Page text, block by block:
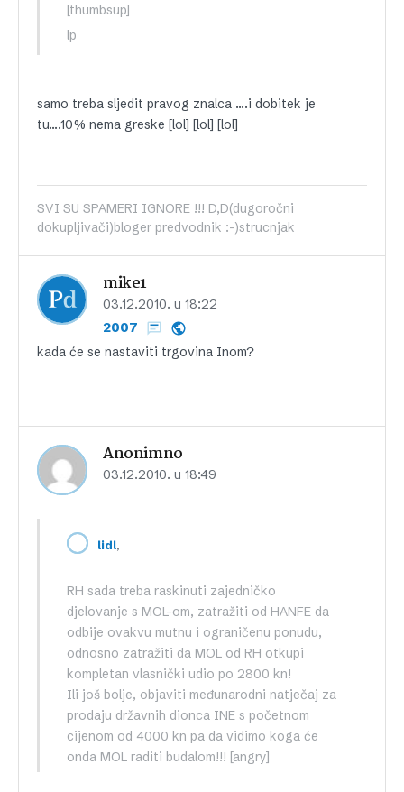
[thumbsup]
lp
samo treba sljedit pravog znalca ….i dobitek je
tu….10% nema greske [lol] [lol] [lol]
SVI SU SPAMERI IGNORE !!! D,D(dugoročni
dokupljivači)bloger predvodnik :-)strucnjak
mike1
03.12.2010. u 18:22
2007
kada će se nastaviti trgovina Inom?
Anonimno
03.12.2010. u 18:49
lidl,
RH sada treba raskinuti zajedničko
djelovanje s MOL-om, zatražiti od HANFE da
odbije ovakvu mutnu i ograničenu ponudu,
odnosno zatražiti da MOL od RH otkupi
kompletan vlasnički udio po 2800 kn!
Ili još bolje, objaviti međunarodni natječaj za
prodaju državnih dionca INE s početnom
cijenom od 4000 kn pa da vidimo koga će
onda MOL raditi budalom!!! [angry]